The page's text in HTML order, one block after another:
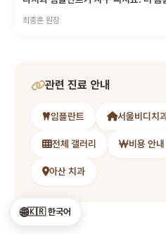
최종훈 원장
관련 진료 안내
임플란트 서울비디치
전체 갤러리 비용 안내
아산 치과
🌐🇰🇷 한국어